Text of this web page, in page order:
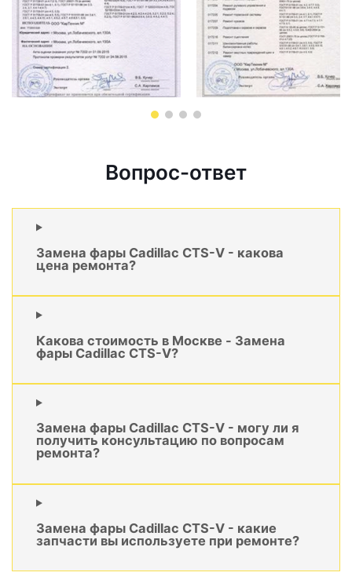
Вопрос-ответ
Замена фары Cadillac CTS-V - какова
цена ремонта?
Какова стоимость в Москве - Замена
фары Cadillac CTS-V?
Замена фары Cadillac CTS-V - могу ли я
получить консультацию по вопросам
ремонта?
Замена фары Cadillac CTS-V - какие
запчасти вы используете при ремонте?